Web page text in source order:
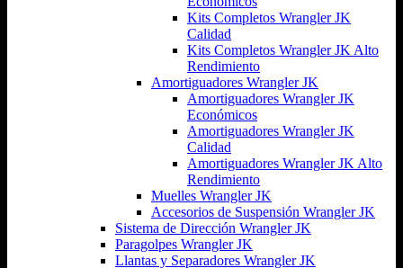
Kits Completos Wrangler JK
Calidad
Kits Completos Wrangler JK Alto
Rendimiento
Amortiguadores Wrangler JK
Amortiguadores Wrangler JK
Económicos
Amortiguadores Wrangler JK
Calidad
Amortiguadores Wrangler JK Alto
Rendimiento
Muelles Wrangler JK
Accesorios de Suspensión Wrangler JK
Sistema de Dirección Wrangler JK
Paragolpes Wrangler JK
Llantas y Separadores Wrangler JK